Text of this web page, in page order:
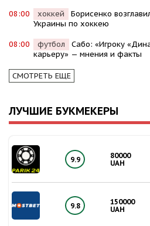
08:00 хоккей
Борисенко
Украины по хоккею
08:00 футбол
Сабо: «Игроку
карьеру» — мнения и факты
СМОТРЕТЬ ЕЩЕ
ЛУЧШИЕ БУКМЕКЕРЫ
9.9
80000
UAH
9.8
150000
UAH